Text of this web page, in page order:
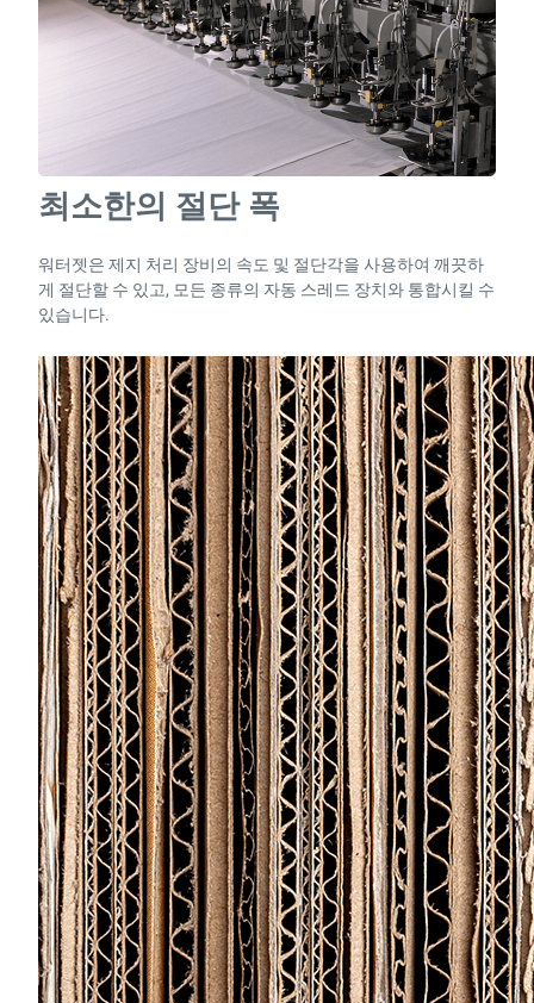
최소한의 절단 폭
워터젯은 제지 처리 장비의 속도 및 절단각을 사용하여 깨끗하
게 절단할 수 있고, 모든 종류의 자동 스레드 장치와 통합시킬 수
있습니다.